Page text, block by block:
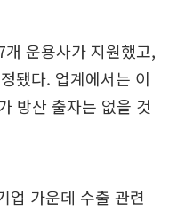
운용사가 지원했고,
됐다. 업계에서는 이
방산 출자는 없을 것
업 가운데 수출 관련